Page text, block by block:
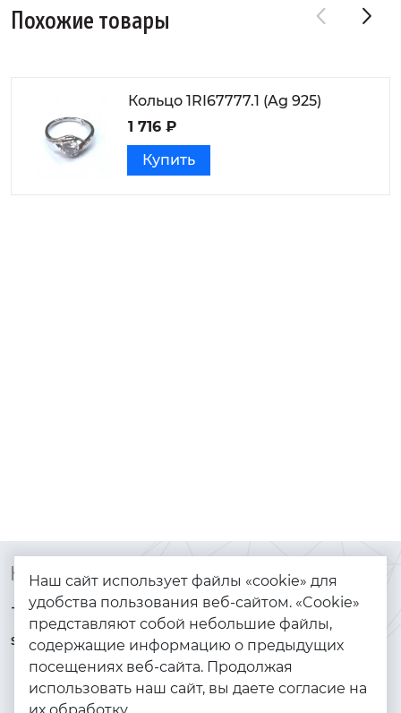
Похожие товары
Кольцо 1RI67777.1 (Ag 925)
1 716 ₽
Купить
Контакты
+7 (925) 144-64-73
serebryanyye.grani@mail.ru
Каталог
Браслеты
Золото
Серебро
Наш сайт использует файлы «cookie» для
удобства пользования веб-сайтом. «Cookie»
представляют собой небольшие файлы,
содержащие информацию о предыдущих
посещениях веб-сайта. Продолжая
использовать наш сайт, вы даете согласие на